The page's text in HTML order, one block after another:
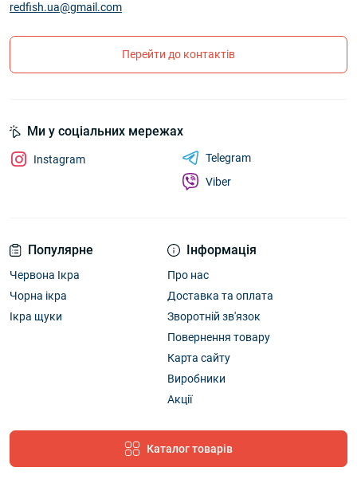
redfish.ua@gmail.com
Перейти до контактів
Популярне
Червона Ікра
Чорна ікра
Ікра щуки
Інформація
Про нас
Доставка та оплата
Зворотній зв'язок
Повернення товару
Карта сайту
Виробники
Акції
Каталог товарів
Ми у соціальних мережах
Instagram
Telegram
Viber